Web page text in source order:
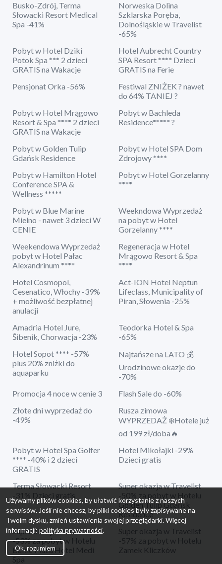
Busko-Zdrój, Terma
Słowacki Resort Medical
Spa -41%
Norweska Dolina
Szklarska Poręba,
Dolnośląskie w Travelist
-65%
Pobyt w Hotel Dziki
Potok Spa *** 2 dzieci
GRATIS na Wakacje
Hotel Aubrecht Country
SPA Resort **** Dzieci
GRATIS na Ferie
Pensjonat Orka -56%
Festiwal ZNIŻEK ? nawet
do 64% TANIEJ ?
Pobyt w Hotel Mrągowo
Resort & Spa **** 2 dzieci
GRATIS na Wakacje
Pobyt w Bachleda
Residence***** ?
Pobyt w Golden Tulip
Gdańsk Residence
Pobyt w Hotel SPA Dom
Zdrojowy ****
Pobyt w Hamilton Hotel
Conference SPA &
Wellness *****
Pobyt w Hotel Gorzelanny
****
Pobyt w Blue Marine
Mielno - nawet 3 dzieci W
CENIE
Weekndowa Wyprzedaż
na pobyt w Hotel
Gorzelanny ****
Weekendowa Wyprzedaż
pobyt w Hotel Pałac
Alexandrinum ****
Regeneracja w Hotel
Mrągowo Resort & Spa
****
Hotel Cosmopol,
Cesenatico, Włochy -39%
+ możliwość bezpłatnej
anulacji
Act-ION Hotel Neptun
Lifeclass, Municipality of
Piran, Słowenia -25%
Amadria Hotel Jure,
Šibenik, Chorwacja -23%
Teodorka Hotel & Spa
-65%
Hotel Sopot **** -57%
plus 20% zniżki do
aquaparku
Najtańsze na LATO 💰
Urodzinowe okazje do
-70%
Promocja 4 noce w cenie 3
Flash Sale do -60%
Złote dni wyprzedaż do
-49%
Rusza zimowa
WYPRZEDAŻ ❄️Hotele już
od 199 zł/doba🔥
Pobyt w Hotel Spa Golfer
**** -40% i 2 dzieci
GRATIS
Hotel Mikołajki -29%
Dzieci gratis
Terma Słowacki Resort
-31% Dzieci gratis
Super okazja w Travelist
-50% za pobyt w Hotelu
Golden Tulip Gdańsk
Residence
Super okazja w Travelist
-53% za pobyt w Hotelu
Baltic Plaza Hotel Medi
Spa
Super okazja w Travelist
-57% za pobyt w Hotelu
Zamek Kliczków
Używamy plików cookies, by ułatwić korzystanie z naszych
serwisów. Jeśli nie chcesz, by pliki cookies były zapisywane na
Twoim dysku, zmień ustawienia swojej przeglądarki. Więcej
informacji:polityka prywatności.
Ok, rozumiem